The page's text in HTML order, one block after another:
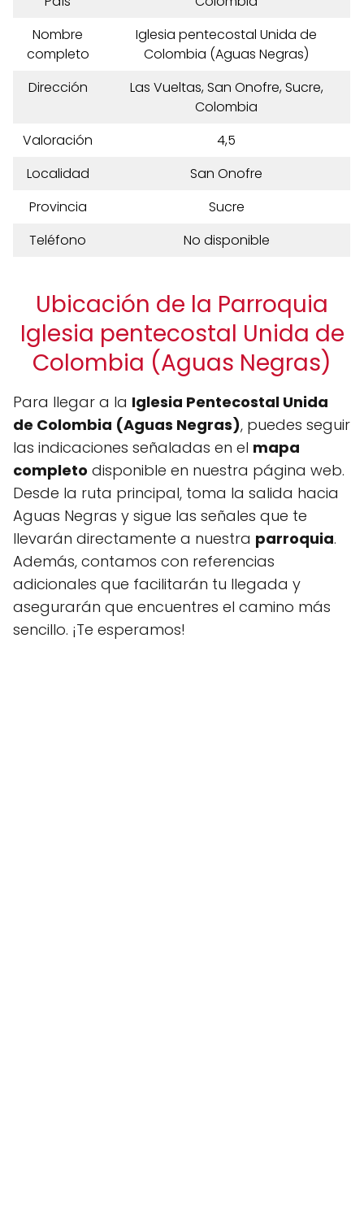
Nombre
completo
Iglesia pentecostal Unida de
Colombia (Aguas Negras)
Dirección
Las Vueltas, San Onofre, Sucre,
Colombia
Valoración
4,5
Localidad
San Onofre
Provincia
Sucre
Teléfono
No disponible
Ubicación de la Parroquia
Iglesia pentecostal Unida de
Colombia (Aguas Negras)
Para llegar a la Iglesia Pentecostal Unida
de Colombia (Aguas Negras), puedes seguir
las indicaciones señaladas en el mapa
completo disponible en nuestra página web.
Desde la ruta principal, toma la salida hacia
Aguas Negras y sigue las señales que te
llevarán directamente a nuestra parroquia.
Además, contamos con referencias
adicionales que facilitarán tu llegada y
asegurarán que encuentres el camino más
sencillo. ¡Te esperamos!